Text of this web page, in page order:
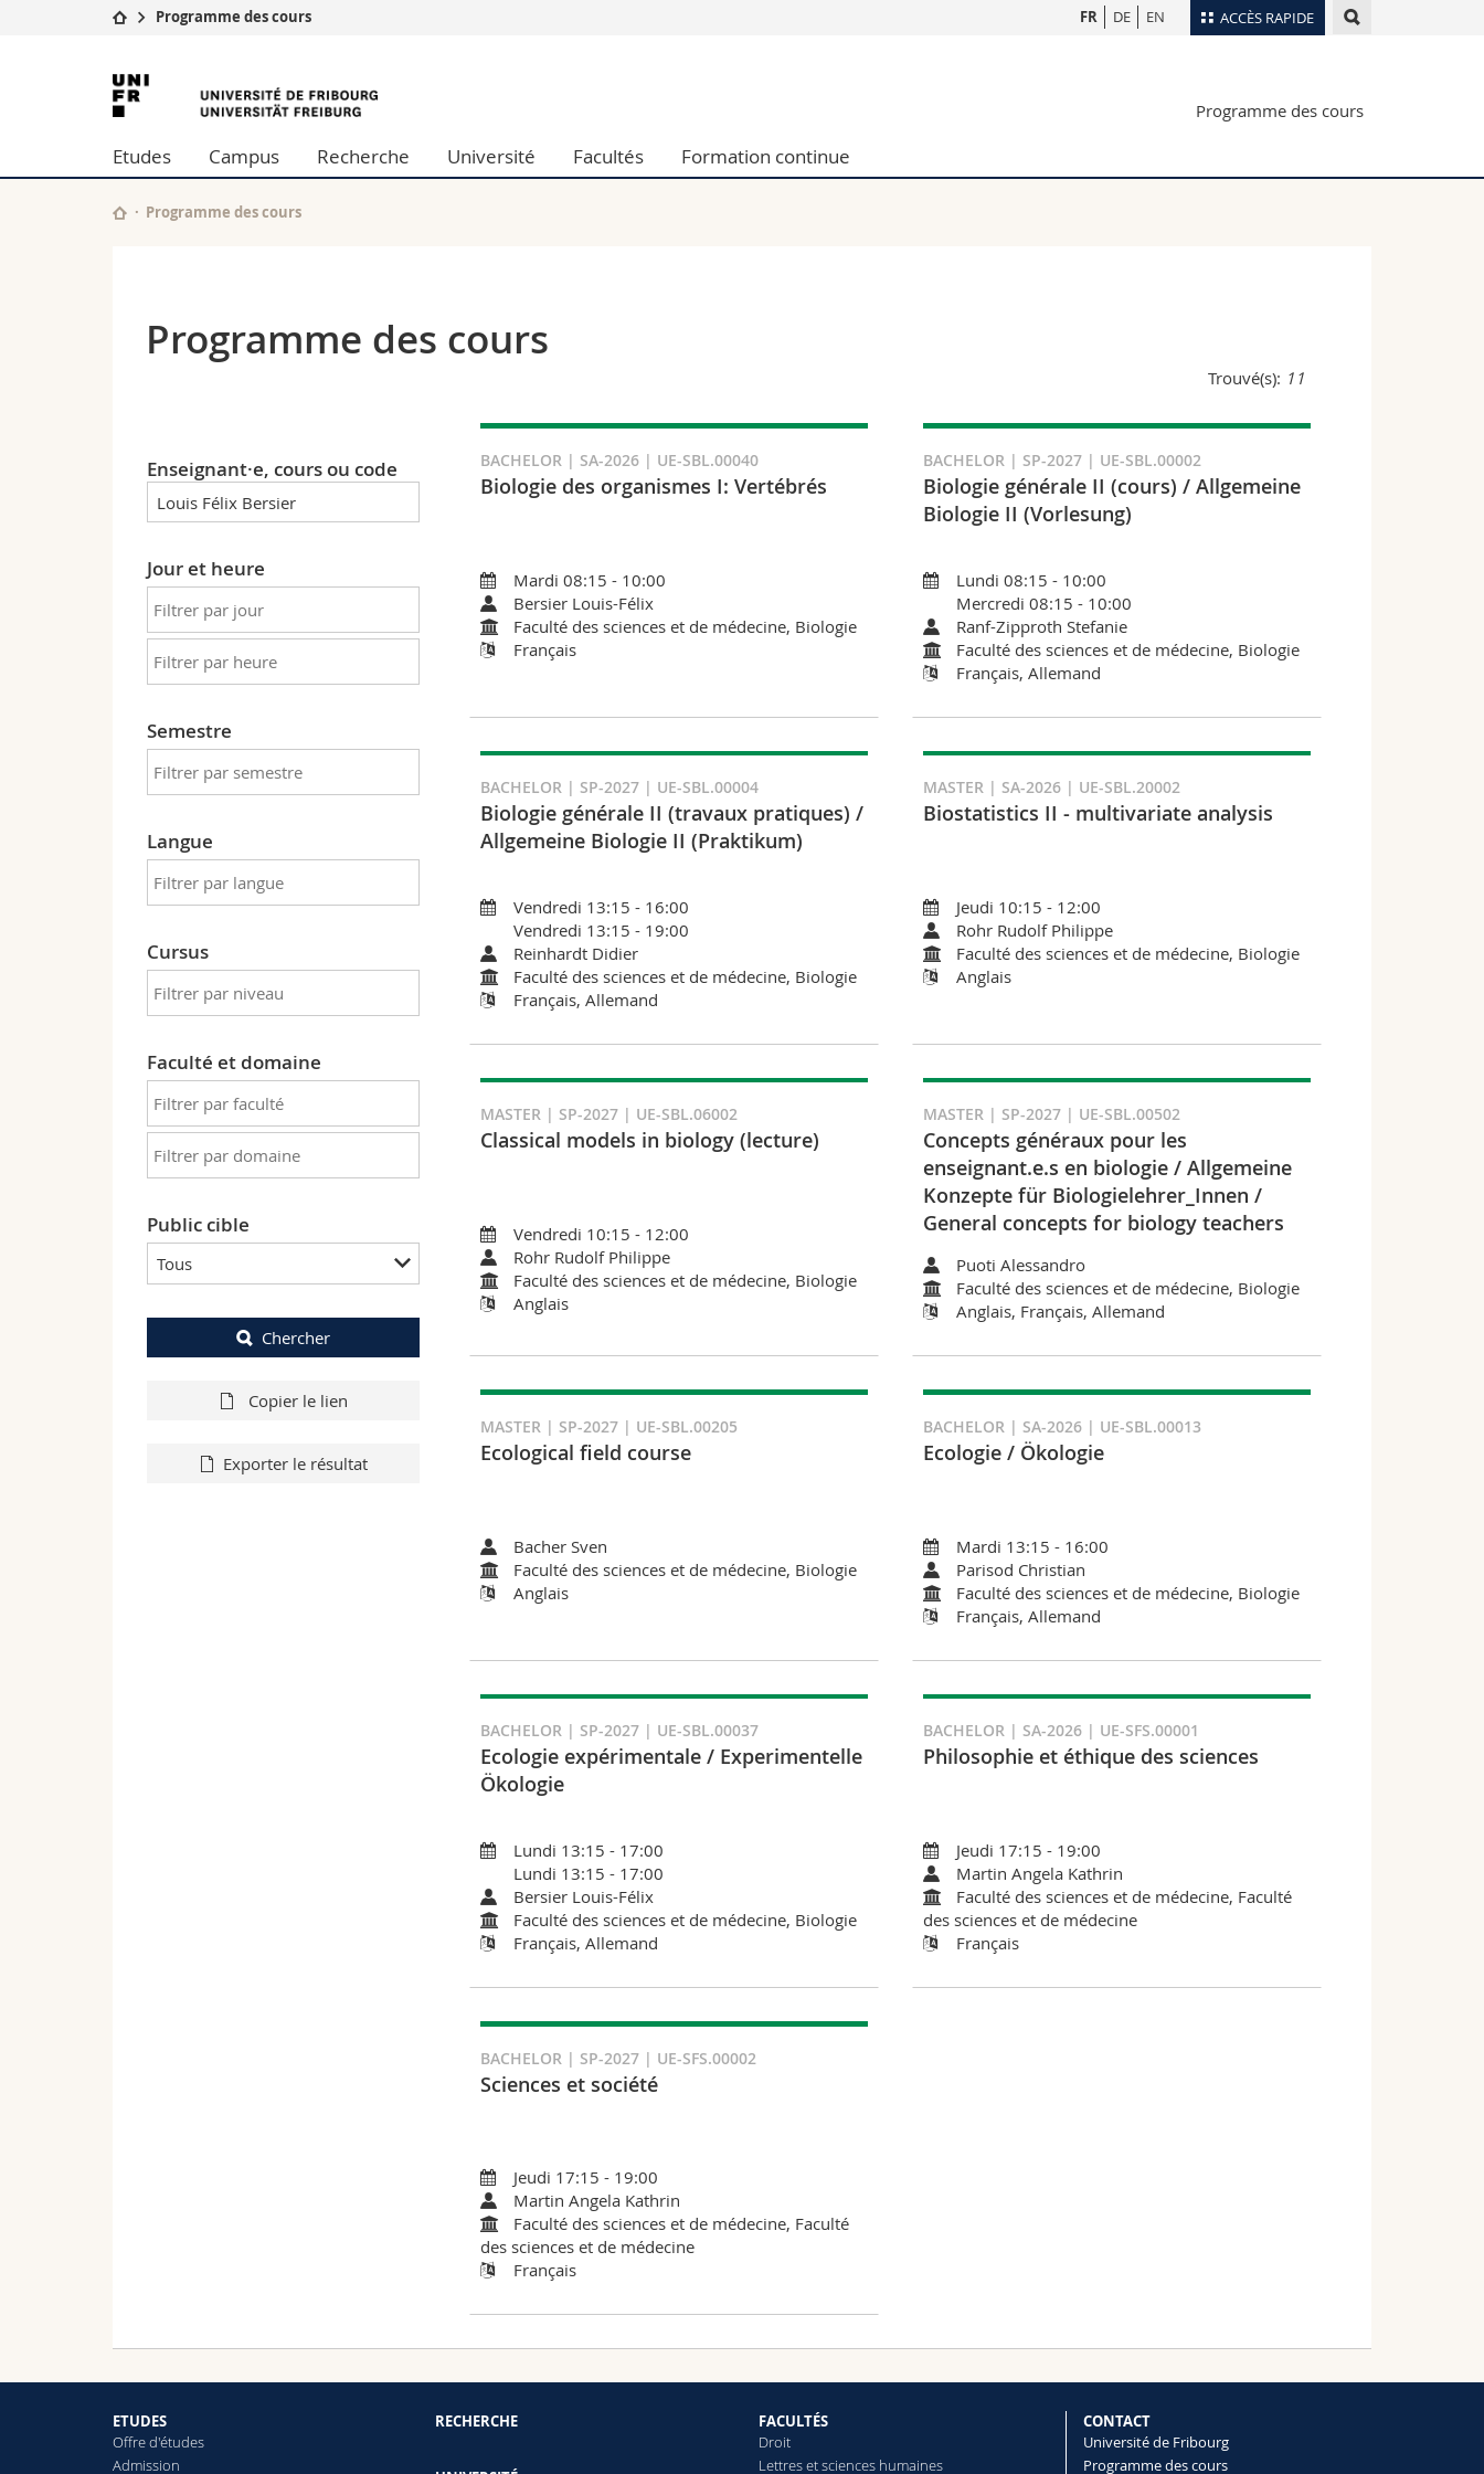
ACCÈS RAPIDE
Université
Recherche
Université
Formation continue
Sciences économiques et sociales et management
Lettres et sciences humaines
Chercheurs
Plan d'accès
Webmail
FR DE EN
Programme des cours
Université
de
Fribourg
Programme des cours
Etudes Campus Recherche Université Facultés Formation continue
Programme des cours
Programme des cours
Trouvé(s): 11
Enseignant·e, cours ou code
Jour et heure
Semestre
Langue
Cursus
Faculté et domaine
Public cible
Tous
Chercher
Copier le lien
Exporter le résultat
BACHELOR | SA-2026 | UE-SBL.00040
Biologie des organismes I: Vertébrés
Mardi 08:15 - 10:00
Bersier Louis-Félix
Faculté des sciences et de médecine, Biologie
Français
BACHELOR | SP-2027 | UE-SBL.00002
Biologie générale II (cours) / Allgemeine
Biologie II (Vorlesung)
Lundi 08:15 - 10:00
Mercredi 08:15 - 10:00
Ranf-Zipproth Stefanie
Faculté des sciences et de médecine, Biologie
Français, Allemand
BACHELOR | SP-2027 | UE-SBL.00004
Biologie générale II (travaux pratiques) /
Allgemeine Biologie II (Praktikum)
Vendredi 13:15 - 16:00
Vendredi 13:15 - 19:00
Reinhardt Didier
Faculté des sciences et de médecine, Biologie
Français, Allemand
MASTER | SA-2026 | UE-SBL.20002
Biostatistics II - multivariate analysis
Jeudi 10:15 - 12:00
Rohr Rudolf Philippe
Faculté des sciences et de médecine, Biologie
Anglais
MASTER | SP-2027 | UE-SBL.06002
Classical models in biology (lecture)
Vendredi 10:15 - 12:00
Rohr Rudolf Philippe
Faculté des sciences et de médecine, Biologie
Anglais
MASTER | SP-2027 | UE-SBL.00502
Concepts généraux pour les
enseignant.e.s en biologie / Allgemeine
Konzepte für Biologielehrer_Innen /
General concepts for biology teachers
Puoti Alessandro
Faculté des sciences et de médecine, Biologie
Anglais, Français, Allemand
MASTER | SP-2027 | UE-SBL.00205
Ecological field course
Bacher Sven
Faculté des sciences et de médecine, Biologie
Anglais
BACHELOR | SA-2026 | UE-SBL.00013
Ecologie / Ökologie
Mardi 13:15 - 16:00
Parisod Christian
Faculté des sciences et de médecine, Biologie
Français, Allemand
BACHELOR | SP-2027 | UE-SBL.00037
Ecologie expérimentale / Experimentelle
Ökologie
Lundi 13:15 - 17:00
Lundi 13:15 - 17:00
Bersier Louis-Félix
Faculté des sciences et de médecine, Biologie
Français, Allemand
BACHELOR | SA-2026 | UE-SFS.00001
Philosophie et éthique des sciences
Jeudi 17:15 - 19:00
Martin Angela Kathrin
Faculté des sciences et de médecine, Faculté
des sciences et de médecine
Français
BACHELOR | SP-2027 | UE-SFS.00002
Sciences et société
Jeudi 17:15 - 19:00
Martin Angela Kathrin
Faculté des sciences et de médecine, Faculté
des sciences et de médecine
Français
ETUDES
Offre d'études
Admission
RECHERCHE
FACULTÉS
Droit
Lettres et sciences humaines
CONTACT
Université de Fribourg
Programme des cours